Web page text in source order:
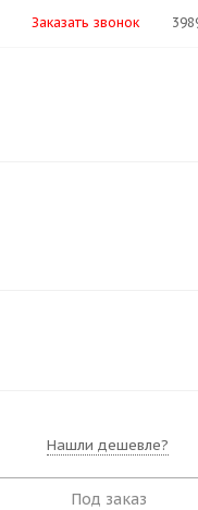
Заказать звонок
Нашли дешевле?
Под заказ